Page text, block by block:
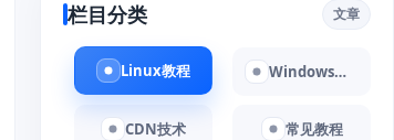
栏目分类 文章
Linux教程 Windows教程
CDN技术 常见教程